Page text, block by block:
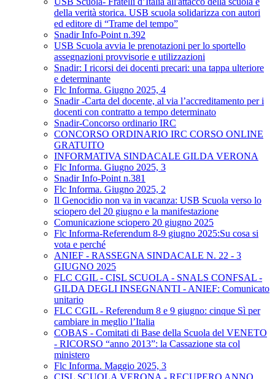
della verità storica. USB scuola solidarizza con autori
ed editore di “Trame del tempo”
Snadir Info-Point n.392
USB Scuola avvia le prenotazioni per lo sportello
assegnazioni provvisorie e utilizzazioni
Snadir: I ricorsi dei docenti precari: una tappa ulteriore
e determinante
Flc Informa. Giugno 2025, 4
Snadir -Carta del docente, al via l’accreditamento per i
docenti con contratto a tempo determinato
Snadir-Concorso ordinario IRC
CONCORSO ORDINARIO IRC CORSO ONLINE
GRATUITO
INFORMATIVA SINDACALE GILDA VERONA
Flc Informa. Giugno 2025, 3
Snadir Info-Point n.381
Flc Informa. Giugno 2025, 2
Il Genocidio non va in vacanza: USB Scuola verso lo
sciopero del 20 giugno e la manifestazione
Comunicazione sciopero 20 giugno 2025
Flc Informa-Referendum 8-9 giugno 2025:Su cosa si
vota e perché
ANIEF - RASSEGNA SINDACALE N. 22 - 3
GIUGNO 2025
FLC CGIL - CISL SCUOLA - SNALS CONFSAL -
GILDA DEGLI INSEGNANTI - ANIEF: Comunicato
unitario
FLC CGIL - Referendum 8 e 9 giugno: cinque Sì per
cambiare in meglio l’Italia
COBAS - Comitati di Base della Scuola del VENETO
- RICORSO “anno 2013”: la Cassazione sta col
ministero
Flc Informa. Maggio 2025, 3